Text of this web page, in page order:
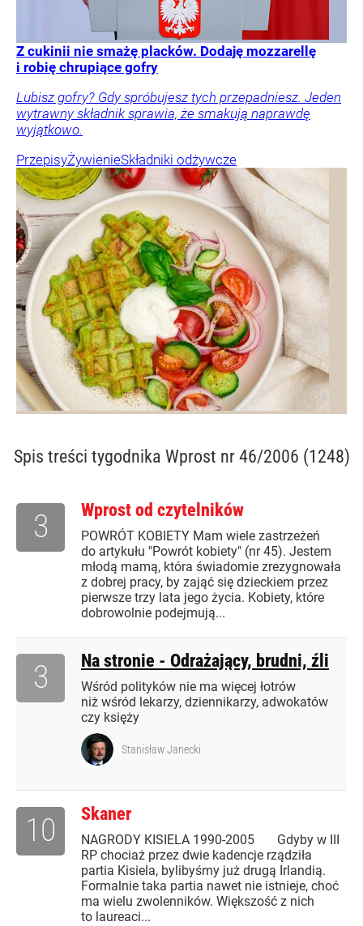
Z cukinii nie smażę placków. Dodaję mozzarellę
i robię chrupiące gofry
Lubisz gofry? Gdy spróbujesz tych przepadniesz. Jeden
wytrawny składnik sprawia, że smakują naprawdę
wyjątkowo.
PrzepisyŻywienieSkładniki odżywcze
Spis treści tygodnika Wprost nr 46/2006 (1248)
Wprost od czytelników
POWRÓT KOBIETY Mam wiele zastrzeżeń
do artykułu "Powrót kobiety" (nr 45). Jestem
młodą mamą, która świadomie zrezygnowała
z dobrej pracy, by zająć się dzieckiem przez
pierwsze trzy lata jego życia. Kobiety, które
dobrowolnie podejmują...
3
Na stronie - Odrażający, brudni, źli
Wśród polityków nie ma więcej łotrów
niż wśród lekarzy, dziennikarzy, adwokatów
czy księży
3
Stanisław Janecki
Skaner
NAGRODY KISIELA 1990-2005 Gdyby w III
RP chociaż przez dwie kadencje rządziła
partia Kisiela, bylibyśmy już drugą Irlandią.
Formalnie taka partia nawet nie istnieje, choć
ma wielu zwolenników. Większość z nich
to laureaci...
10